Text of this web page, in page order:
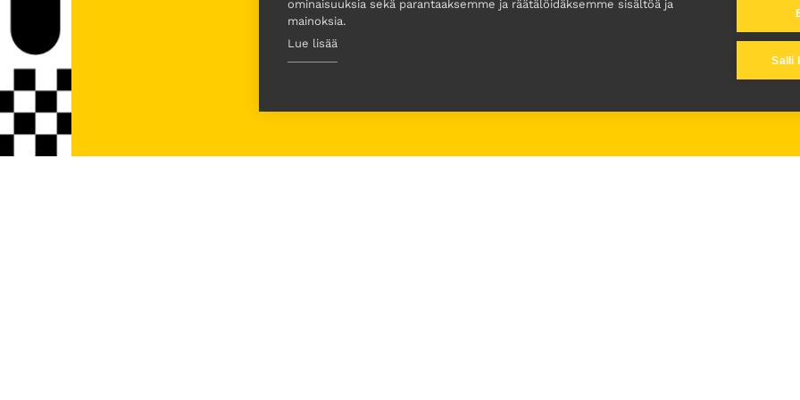
ominaisuuksia sekä parantaaksemme ja räätälöidäksemme sisältöä ja
mainoksia.
Lue lisää
Salli